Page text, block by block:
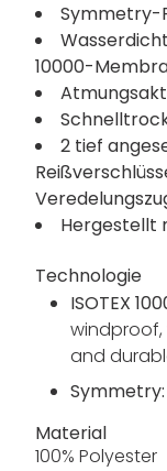
Symmetry-
10000-
2 tief
Hergestellt
Technologie
ISOTEX
windproof,
and
Symmetry:
Material
100% Polyester